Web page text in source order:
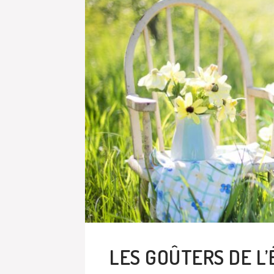
LES GOÛTERS DE